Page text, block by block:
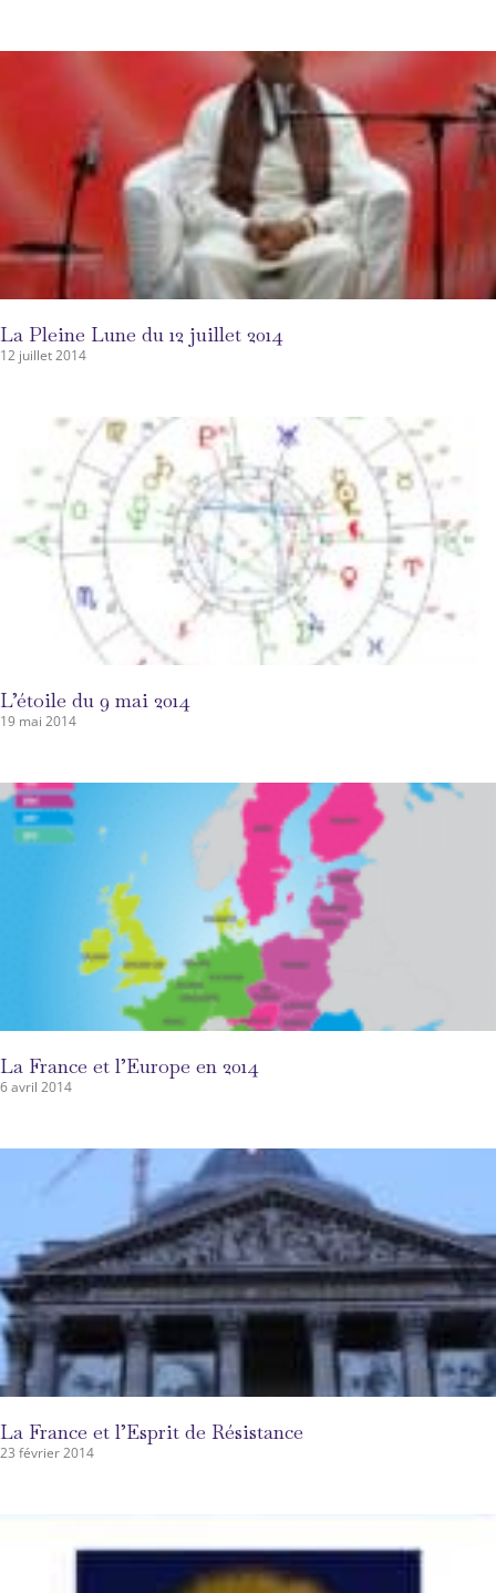
La Pleine Lune du 12 juillet 2014
12 juillet 2014
L’étoile du 9 mai 2014
19 mai 2014
La France et l’Europe en 2014
6 avril 2014
La France et l’Esprit de Résistance
23 février 2014